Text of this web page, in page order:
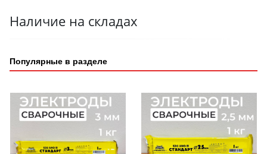
Наличие на складах
Популярные в разделе